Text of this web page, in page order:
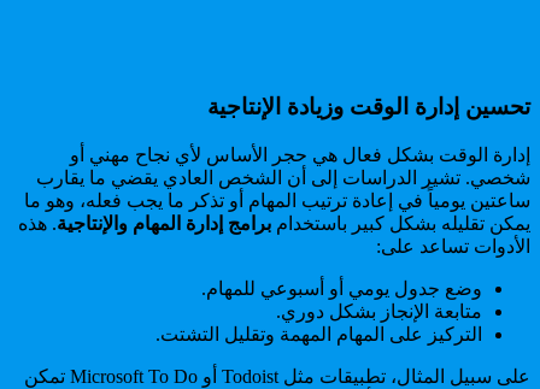
تحسين إدارة الوقت وزيادة الإنتاجية
إدارة الوقت بشكل فعال هي حجر الأساس لأي نجاح مهني أو
شخصي. تشير الدراسات إلى أن الشخص العادي يقضي ما يقارب
ساعتين يومياً في إعادة ترتيب المهام أو تذكر ما يجب فعله، وهو ما
يمكن تقليله بشكل كبير باستخدام برامج إدارة المهام والإنتاجية. هذه
الأدوات تساعد على:
وضع جدول يومي أو أسبوعي للمهام.
متابعة الإنجاز بشكل دوري.
التركيز على المهام المهمة وتقليل التشتت.
على سبيل المثال، تطبيقات مثل Todoist أو Microsoft To Do تمكن